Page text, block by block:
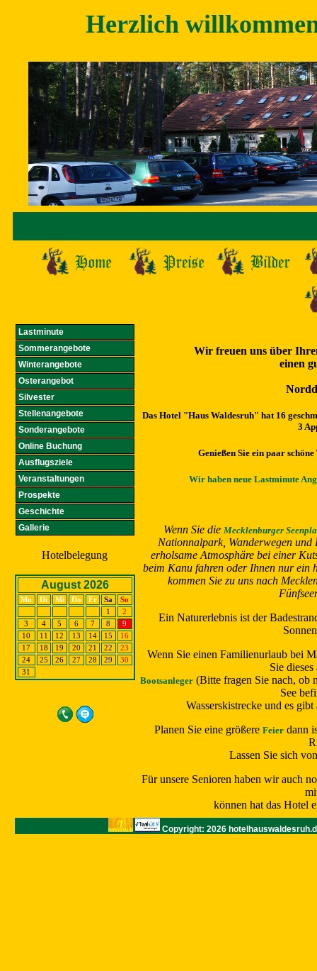
Herzlich
Lastminute
Sommerangebote
Winterangebote
Osterangebot
Silvester
Stellenangebote
Sonderangebote
Online Buchung
Ausflugsziele
Veranstaltungen
Prospekte
Geschichte
Gallerie
Hotelbelegung
August 2026
Mo Di Mi Do Fr Sa
So
1
2
3
4 5 6 7 8
9
10
11 12 13 14 15
16
17
18 19 20 21 22
23
24
25 26 27 28 29
30
31
Wir freuen uns über
einen
Das Hotel "Haus Waldesruh" hat 16
3
Genießen Sie ein paar schöne
Wir haben neue Lastminute
Wenn Sie die Mecklenburger
Nationnalpark, Wanderwegen und
erholsame Atmosphäre bei einer
beim Kanu fahren oder Ihnen nur ein
kommen Sie zu uns nach
Ein Naturerlebnis ist der
Wenn Sie einen Familienurlaub bei
Sie
Bootsanleger(Bitte fragen Sie nach, ob
See
Wasserskistrecke und es
Planen Sie eine größere Feierdann
Lassen Sie sich
Für unsere Senioren haben wir auch
können hat das Hotel
Copyright: 2026